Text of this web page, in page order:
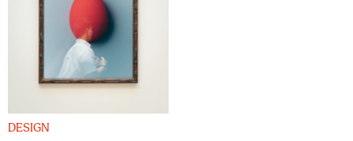
DESIGN